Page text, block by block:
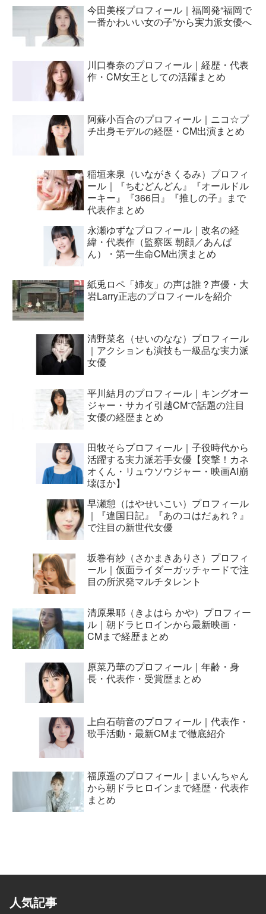
今田美桜プロフィール｜福岡発“福岡で
一番かわいい女の子”から実力派女優へ
川口春奈のプロフィール｜経歴・代表
作・CM女王としての活躍まとめ
阿蘇小百合のプロフィール｜ニコ☆プ
チ出身モデルの経歴・CM出演まとめ
稲垣来泉（いながきくるみ）プロフィ
ール｜『ちむどんどん』『オールドル
ーキー』『366日』『推しの子』まで
代表作まとめ
永瀬ゆずなプロフィール｜改名の経
緯・代表作（監察医 朝顔／あんぱ
ん）・第一生命CM出演まとめ
紙兎ロペ「姉友」の声は誰？声優・大
岩Larry正志のプロフィールを紹介
清野菜名（せいのなな）プロフィール
｜アクションも演技も一級品な実力派
女優
平川結月のプロフィール｜キングオー
ジャー・サカイ引越CMで話題の注目
女優の経歴まとめ
田牧そらプロフィール｜子役時代から
活躍する実力派若手女優【突撃！カネ
オくん・リュウソウジャー・映画AI崩
壊ほか】
早瀬憩（はやせいこい）プロフィール
｜『違国日記』『あのコはだぁれ？』
で注目の新世代女優
坂巻有紗（さかまきありさ）プロフィ
ール｜仮面ライダーガッチャードで注
目の所沢発マルチタレント
清原果耶（きよはら かや）プロフィー
ル｜朝ドラヒロインから最新映画・
CMまで経歴まとめ
原菜乃華のプロフィール｜年齢・身
長・代表作・受賞歴まとめ
上白石萌音のプロフィール｜代表作・
歌手活動・最新CMまで徹底紹介
福原遥のプロフィール｜まいんちゃん
から朝ドラヒロインまで経歴・代表作
まとめ
人気記事